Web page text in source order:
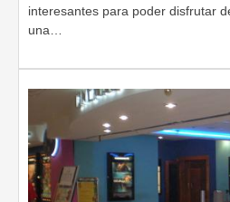
interesantes para poder disfrutar
una…